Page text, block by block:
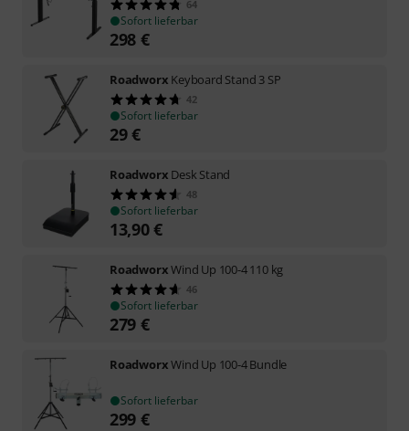
64
Sofort lieferbar
298 €
Roadworx Keyboard Stand 3 SP
42
Sofort lieferbar
29€
Roadworx Desk Stand
48
Sofort lieferbar
13,90€
RoadworxWind Up 100-4 110 kg
46
Sofort lieferbar
279 €
RoadworxWind Up 100-4 Bundle
Sofort lieferbar
299 €